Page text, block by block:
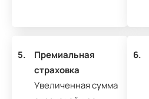
5.
Премиальная
страховка
Увеличенная сумма
6.